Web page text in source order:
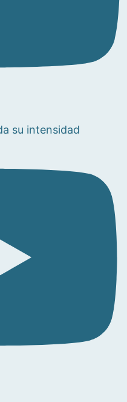
su intensidad